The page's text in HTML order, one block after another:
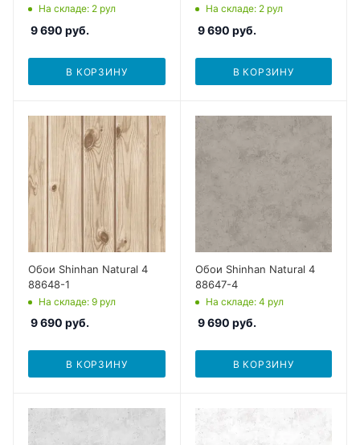
На складе: 2 рул
9 690 руб.
В КОРЗИНУ
На складе: 2 рул
9 690 руб.
В КОРЗИНУ
Обои Shinhan Natural 4
88648-1
На складе: 9 рул
9 690 руб.
В КОРЗИНУ
Обои Shinhan Natural 4
88647-4
На складе: 4 рул
9 690 руб.
В КОРЗИНУ